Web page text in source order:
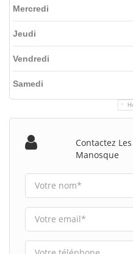
Mercredi
Jeudi
Vendredi
Samedi
Contactez
Manosque